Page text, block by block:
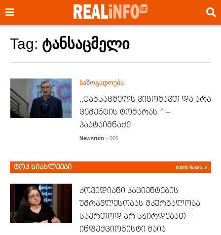
Tag: ტანსაცმელი
საზოგადოება
,,ტანსაცმელს ვიზომავთ და არა
ცემენტის ტომარას ” –
პაატაიმნაძე
Newsrum - 000
ტოპ სიახლეები მეტის ნახვა..
კოვიდიანი პაციენტების
უმრავლესობას მკურნალობა
საერთოდ არ სჭირდებათ –
ინფექციონისტი მაია